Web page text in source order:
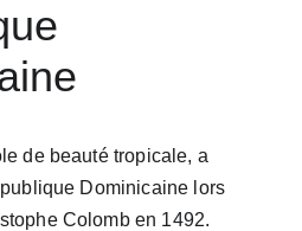
de beauté tropicale, a
Dominicaine lors
Colomb en 1492.